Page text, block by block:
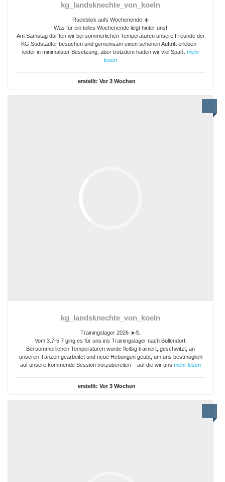
kg_landsknechte_von_koeln
Rückblick aufs Wochenende ☀️
Was für ein tolles Wochenende liegt hinter uns!
Am Samstag durften wir bei sommerlichen Temperaturen unsere Freunde der
KG Südstädter besuchen und gemeinsam einen schönen Auftritt erleben -
leider in minimalster Besetzung, aber trotzdem hatten wir viel Spaß. mehr
lesen
erstellt: Vor 3 Wochen
kg_landsknechte_von_koeln
Trainingslager 2026 ☀️💪
Vom 3.7-5.7 ging es für uns ins Trainingslager nach Bollendorf.
Bei sommerlichen Temperaturen wurde fleißig trainiert, geschwitzt, an
unseren Tänzen gearbeitet und neue Hebungen geübt, um uns bestmöglich
auf unsere kommende Session vorzubereiten – auf die wir uns mehr lesen
erstellt: Vor 3 Wochen